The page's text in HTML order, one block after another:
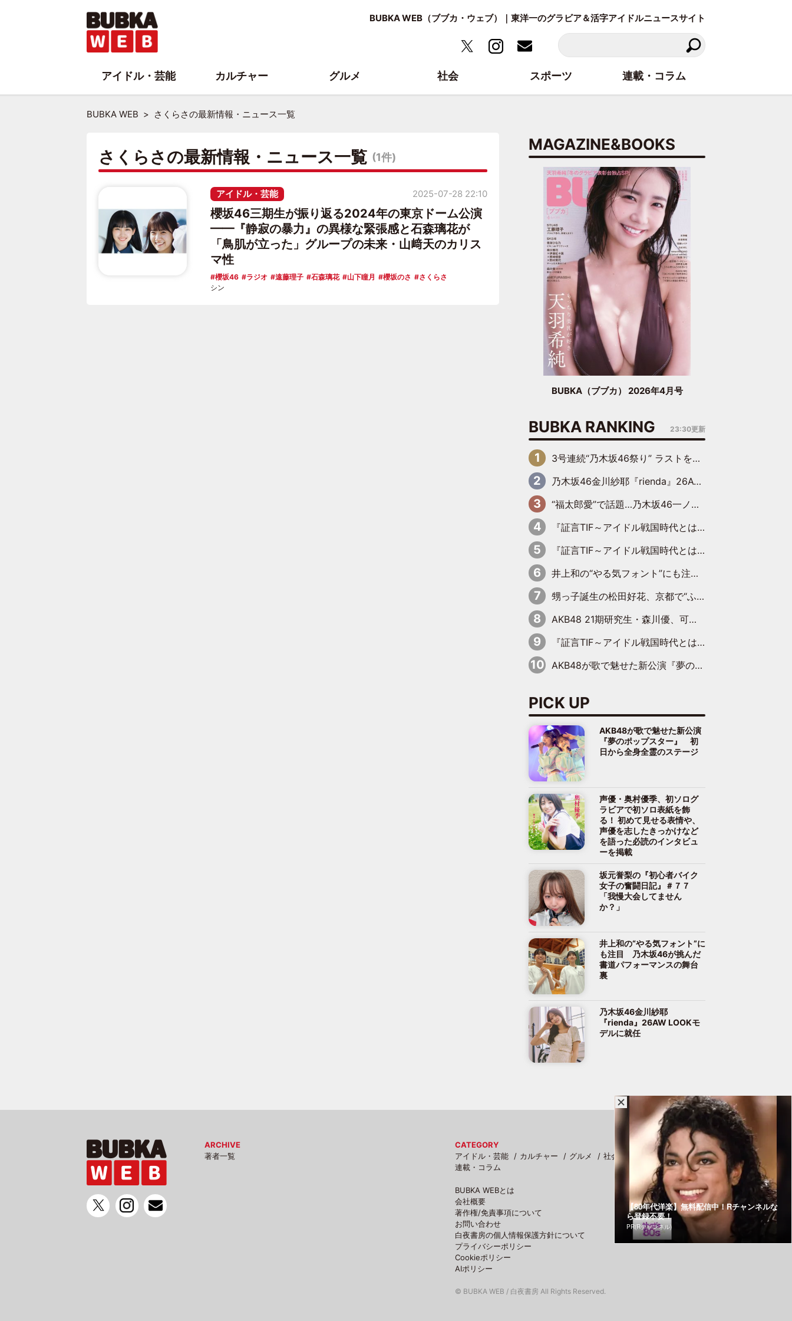
BUBKA WEB（ブブカ・ウェブ）｜東洋一のグラビア＆活字アイドルニュースサイト
BUBKA WEB さくらさの最新情報・ニュース一覧
さくらさの最新情報・ニュース一覧 (1件)
アイドル・芸能
櫻坂46三期生が振り返る2024年の東京ドーム公演
━━『静寂の暴力』の異様な緊張感と石森璃花が
「鳥肌が立った」グループの未来・山﨑天のカリス
マ性
櫻坂46 ラジオ 遠藤理子 石森璃花 山下瞳月 櫻坂のさ さくらさ
2025-07-28 22:10
シン
MAGAZINE&BOOKS
BUBKA（ブブカ） 2026年4月号
BUBKA RANKING 23:30更新
3号連続“乃木坂46祭り” ラストを飾るのは賀喜遥香…5年ぶりの登場に「5年分大人になった私を見ていただけたら」
乃木坂46金川紗耶『rienda』26AW LOOKモデルに就任
“福太郎愛”で話題…乃木坂46一ノ瀬美空、地元福岡『めんべい25周年トップサポーター』に就任
『証言TIF～アイドル戦国時代とはなんだったのか～』第6回：でんぱ組.inc・古川未鈴×相沢梨紗「『ハロプロやりたかったな』って言ったら、夢眠ねむさんに『てめえはでんぱ組．incなんだよ！』って肩パンされて(笑)」
『証言TIF～アイドル戦国時代とはなんだったのか～』第11回：私立恵比寿中学・真山りか×安本彩花「TIFで10年ぶりのキョンシーメイクをしたら、場を完全に引かせてしまって。時代が変わったんだなって」
井上和の“やる気フォント”にも注目 乃木坂46が挑んだ書道パフォーマンスの舞台裏
甥っ子誕生の松田好花、京都で“ふたつの家族”をはしご！ “母”黒谷友香に見送られ、“父”松岡昌宏とはハシゴ酒
AKB48 21期研究生・森川優、可愛さもある大人の女性に
『証言TIF～アイドル戦国時代とはなんだったのか～』第10回：さくら学院・武藤彩未×飯田らうら「正直、中3で辞めるというのを信じてなくて。そう言われてはいたけど、嘘でしょって」
AKB48が歌で魅せた新公演『夢のポップスター』 初日から全身全霊のステージ
PICK UP
AKB48が歌で魅せた新公演
『夢のポップスター』 初
日から全身全霊のステージ
声優・奥村優季、初ソログ
ラビアで初ソロ表紙を飾
る！ 初めて見せる表情や、
声優を志したきっかけなど
を語った必読のインタビュ
ーを掲載
坂元誉梨の『初心者バイク
女子の奮闘日記』＃７７
「我慢大会してません
か？」
井上和の“やる気フォント”に
も注目 乃木坂46が挑んだ
書道パフォーマンスの舞台
裏
乃木坂46金川紗耶
『rienda』26AW LOOKモ
デルに就任
ARCHIVE
著者一覧
CATEGORY
アイドル・芸能
カルチャー グルメ 社会
スポーツ
連載・コラム
BUBKA WEBとは
会社概要
著作権/免責事項について
お問い合わせ
白夜書房の個人情報保護方針について
プライバシーポリシー
Cookieポリシー
AIポリシー
© BUBKA WEB / 白夜書房 All Rights Reserved.
アイドル・芸能 カルチャー グルメ 社会 スポーツ 連載・コラム
【80年代洋楽】無料配信中！Rチャンネルな
ら登録不要！
PR(Rチャンネル)